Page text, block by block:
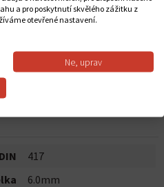
417
6.0mm
a pro poskytnutí skvělého zážitku z
otevřené nastavení.
Ne, uprav